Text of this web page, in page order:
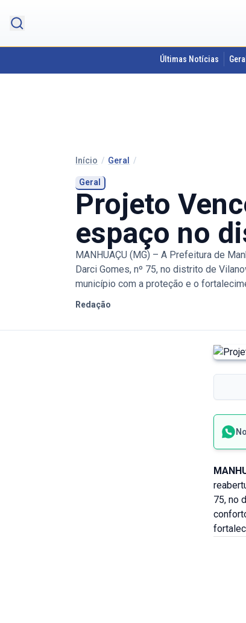
Últimas Notícias Geral
Início / Geral /
Geral
Projeto
espaço no
MANHUAÇU (MG) – A Prefeitura de
Darci Gomes, nº 75, no distrito de
município com a proteção e o
Redação
75, no